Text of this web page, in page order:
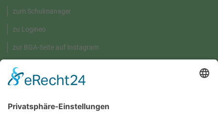
zum Schulmanager
zu Logineo
zur BGA-Seite auf Instagram
GRÜNE UMWELT-BOX